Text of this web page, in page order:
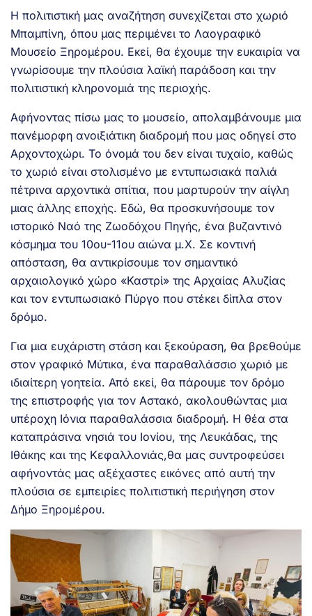
Η πολιτιστική μας αναζήτηση συνεχίζεται στο χωριό
Μπαμπίνη, όπου μας περιμένει το Λαογραφικό
Μουσείο Ξηρομέρου. Εκεί, θα έχουμε την ευκαιρία να
γνωρίσουμε την πλούσια λαϊκή παράδοση και την
πολιτιστική κληρονομιά της περιοχής.
Αφήνοντας πίσω μας το μουσείο, απολαμβάνουμε μια
πανέμορφη ανοιξιάτικη διαδρομή που μας οδηγεί στο
Αρχοντοχώρι. Το όνομά του δεν είναι τυχαίο, καθώς
το χωριό είναι στολισμένο με εντυπωσιακά παλιά
πέτρινα αρχοντικά σπίτια, που μαρτυρούν την αίγλη
μιας άλλης εποχής. Εδώ, θα προσκυνήσουμε τον
ιστορικό Ναό της Ζωοδόχου Πηγής, ένα βυζαντινό
κόσμημα του 10ου-11ου αιώνα μ.Χ. Σε κοντινή
απόσταση, θα αντικρίσουμε τον σημαντικό
αρχαιολογικό χώρο «Καστρί» της Αρχαίας Αλυζίας
και τον εντυπωσιακό Πύργο που στέκει δίπλα στον
δρόμο.
Για μια ευχάριστη στάση και ξεκούραση, θα βρεθούμε
στον γραφικό Μύτικα, ένα παραθαλάσσιο χωριό με
ιδιαίτερη γοητεία. Από εκεί, θα πάρουμε τον δρόμο
της επιστροφής για τον Αστακό, ακολουθώντας μια
υπέροχη Ιόνια παραθαλάσσια διαδρομή. Η θέα στα
καταπράσινα νησιά του Ιονίου, της Λευκάδας, της
Ιθάκης και της Κεφαλλονιάς,θα μας συντροφεύσει
αφήνοντάς μας αξέχαστες εικόνες από αυτή την
πλούσια σε εμπειρίες πολιτιστική περιήγηση στον
Δήμο Ξηρομέρου.